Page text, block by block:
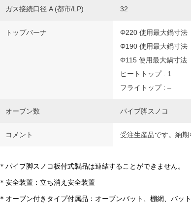
ガス接続口径 A (都市/LP) 32
トップバーナ
Φ220 使用最大鍋寸法
Φ190 使用最大鍋寸法
Φ115 使用最大鍋寸法
ヒートトップ : 1
フライトップ : –
オーブン数 パイプ脚スノコ
コメント 受注生産品です。納期
＊パイプ脚スノコ板付式製品は連結することができません。
＊安全装置：立ち消え安全装置
＊オーブン付きタイプ付属品：オーブンバット、棚網、バッ